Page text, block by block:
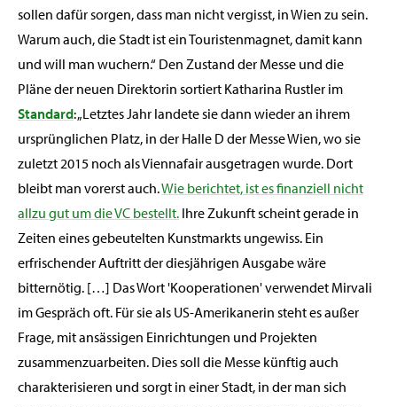
sollen dafür sorgen, dass man nicht vergisst, in Wien zu sein.
Warum auch, die Stadt ist ein Touristenmagnet, damit kann
und will man wuchern.“ Den Zustand der Messe und die
Pläne der neuen Direktorin sortiert Katharina Rustler im
Standard: „Letztes Jahr landete sie dann wieder an ihrem
ursprünglichen Platz, in der Halle D der Messe Wien, wo sie
zuletzt 2015 noch als Viennafair ausgetragen wurde. Dort
bleibt man vorerst auch.Wie berichtet, ist es finanziell nicht
allzu gut um die VC bestellt. Ihre Zukunft scheint gerade in
Zeiten eines gebeutelten Kunstmarkts ungewiss. Ein
erfrischender Auftritt der diesjährigen Ausgabe wäre
bitternötig. […] Das Wort 'Kooperationen' verwendet Mirvali
im Gespräch oft. Für sie als US-Amerikanerin steht es außer
Frage, mit ansässigen Einrichtungen und Projekten
zusammenzuarbeiten. Dies soll die Messe künftig auch
charakterisieren und sorgt in einer Stadt, in der man sich